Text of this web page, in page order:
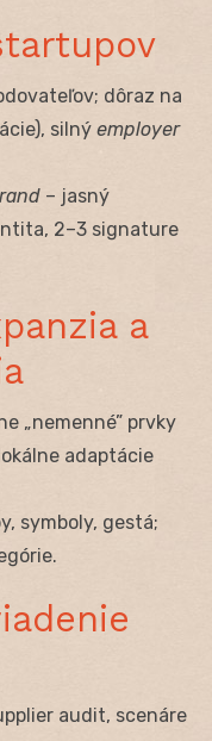
dôraz na
silný employer
– jasný
2–3 signature
a
„nemenné” prvky
adaptácie
symboly, gestá;
audit, scenáre